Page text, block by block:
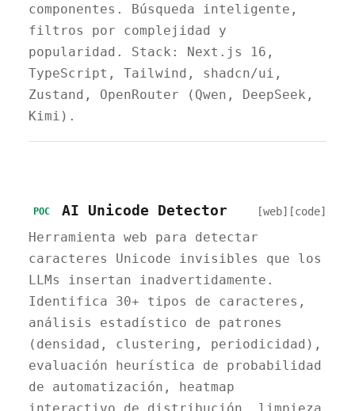
componentes. Búsqueda inteligente,
filtros por complejidad y
popularidad. Stack: Next.js 16,
TypeScript, Tailwind, shadcn/ui,
Zustand, OpenRouter (Qwen, DeepSeek,
Kimi).
POC AI Unicode Detector [web] [code]
Herramienta web para detectar
caracteres Unicode invisibles que los
LLMs insertan inadvertidamente.
Identifica 30+ tipos de caracteres,
análisis estadístico de patrones
(densidad, clustering, periodicidad),
evaluación heurística de probabilidad
de automatización, heatmap
interactivo de distribución, limpieza